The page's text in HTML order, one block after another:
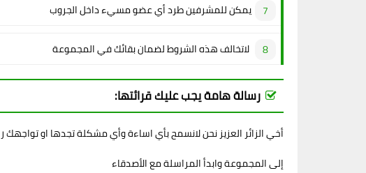
يمكن للمشرفين طرد أي عضو مسيء داخل الجروب
لاتخالف هذه الشروط لضمان بقائك في المجموعة
رسالة هامة يجب عليك قرائتها:
أخي الزائر العزيز نحن لانسمح بأي اساءة وأي مشكلة تجدها او
إلى المجموعة وابدأ المراسلة مع الأصدقاء